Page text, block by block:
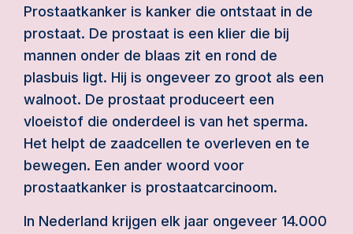
Prostaatkanker is kanker die ontstaat in de
prostaat. De prostaat is een klier die bij
mannen onder de blaas zit en rond de
plasbuis ligt. Hij is ongeveer zo groot als een
walnoot. De prostaat produceert een
vloeistof die onderdeel is van het sperma.
Het helpt de zaadcellen te overleven en te
bewegen. Een ander woord voor
prostaatkanker is prostaatcarcinoom.
In Nederland krijgen elk jaar ongeveer 14.000